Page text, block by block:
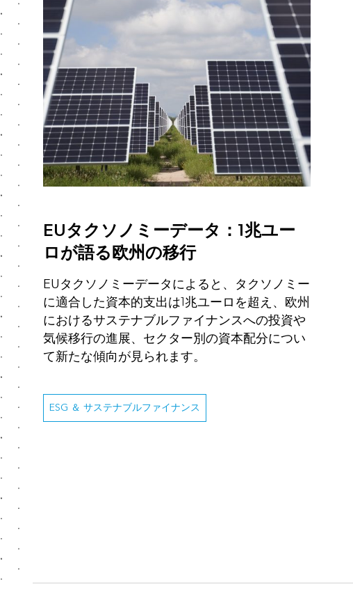
EUタクソノミーデータ：1兆ユー
ロが語る欧州の移行
EUタクソノミーデータによると、タクソノミー
に適合した資本的支出は1兆ユーロを超え、欧州
におけるサステナブルファイナンスへの投資や
気候移行の進展、セクター別の資本配分につい
て新たな傾向が見られます。
ESG ＆ サステナブルファイナンス